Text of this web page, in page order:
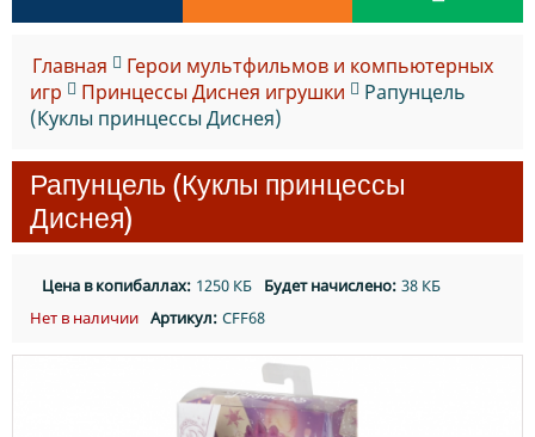
Главная
Герои мультфильмов и компьютерных
игр
Принцессы Диснея игрушки
Рапунцель
(Куклы принцессы Диснея)
Рапунцель (Куклы принцессы
Диснея)
Цена в копибаллах: 1250 КБ Будет начислено: 38 КБ
Нет в наличии Артикул: CFF68